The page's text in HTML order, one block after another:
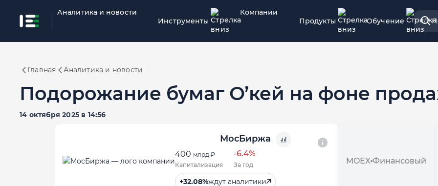
Аналитика и новости
Инструменты
Компании
Продукты
Обучение
Главная Аналитика и новости
Подорожание бумаг О’кей на фоне
14 октября 2025 в 14:56
МосБиржа
400 млрд ₽ -6.4%
Капитализация За год
+32.08%ждут аналитики
MOEX Финансовый